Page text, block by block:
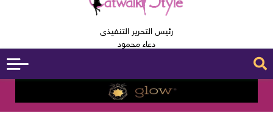
رئيس التحرير التنفيذى
دعاء محمود